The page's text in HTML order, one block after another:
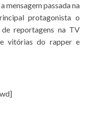
mensagem passada na
protagonista o
reportagens na TV
vitórias do rapper e